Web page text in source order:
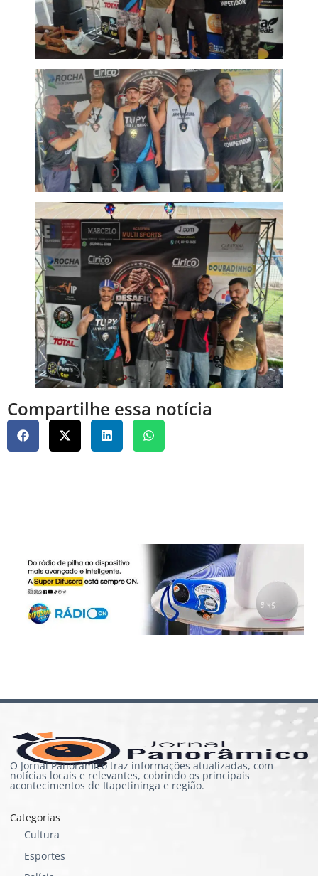
Compartilhe essa notícia
O Jornal Panorâmico traz informações atualizadas, com
notícias locais e relevantes, cobrindo os principais
acontecimentos de Itapetininga e região.
Categorias
Cultura
Esportes